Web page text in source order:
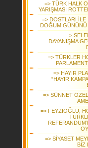
=> TÜRK HALK
YARIŞMASI
=> DOSTLARI İLE
DOĞUM GÜNÜNÜ
=>
DAYANIŞMA
=> TÜRKLER
=> HAYIR
“HAYIR
=> SÜNNET
=> FEYZİOĞLU;
=> SİYASET
BİZ